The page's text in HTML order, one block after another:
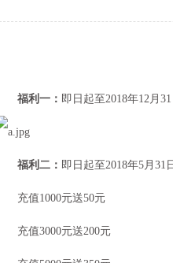
福利一： 即日起至2018年12月
福利二： 即日起至2018年5月31
充值1000元送50元
充值3000元送200元